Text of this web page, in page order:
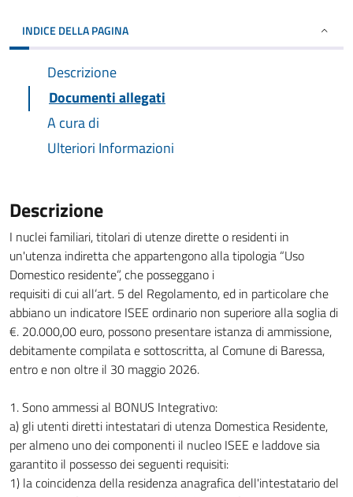
INDICE DELLA PAGINA
Descrizione
Documenti allegati
A cura di
Ulteriori Informazioni
Descrizione
I nuclei familiari, titolari di utenze dirette o residenti in
un'utenza indiretta che appartengono alla tipologia “Uso
Domestico residente”, che posseggano i
requisiti di cui all’art. 5 del Regolamento, ed in particolare che
abbiano un indicatore ISEE ordinario non superiore alla soglia di
€. 20.000,00 euro, possono presentare istanza di ammissione,
debitamente compilata e sottoscritta, al Comune di Baressa,
entro e non oltre il 30 maggio 2026.
1. Sono ammessi al BONUS Integrativo:
a) gli utenti diretti intestatari di utenza Domestica Residente,
per almeno uno dei componenti il nucleo ISEE e laddove sia
garantito il possesso dei seguenti requisiti:
1) la coincidenza della residenza anagrafica dell'intestatario del